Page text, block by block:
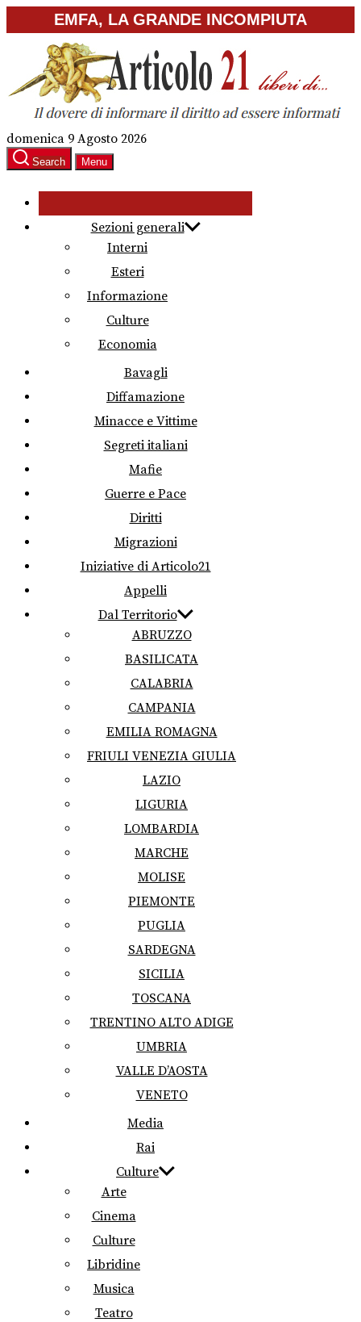
to
content
EMFA, LA GRANDE INCOMPIUTA
domenica 9 Agosto 2026
Search Menu
Sezioni generali
Interni
Esteri
Informazione
Culture
Economia
Bavagli
Diffamazione
Minacce e Vittime
Segreti italiani
Mafie
Guerre e Pace
Diritti
Migrazioni
Iniziative di Articolo21
Appelli
Dal Territorio
ABRUZZO
BASILICATA
CALABRIA
CAMPANIA
EMILIA ROMAGNA
FRIULI VENEZIA GIULIA
LAZIO
LIGURIA
LOMBARDIA
MARCHE
MOLISE
PIEMONTE
PUGLIA
SARDEGNA
SICILIA
TOSCANA
TRENTINO ALTO ADIGE
UMBRIA
VALLE D’AOSTA
VENETO
Media
Rai
Culture
Arte
Cinema
Culture
Libridine
Musica
Teatro